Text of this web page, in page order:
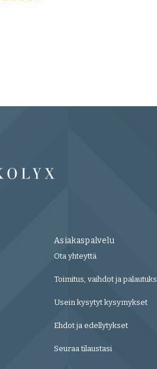
Asiakaspalvelu
Ota yhteyttä
Toimitus, vaihdot ja
Usein kysytyt kysymykset
Ehdot ja edellytykset
Seuraa tilaustasi